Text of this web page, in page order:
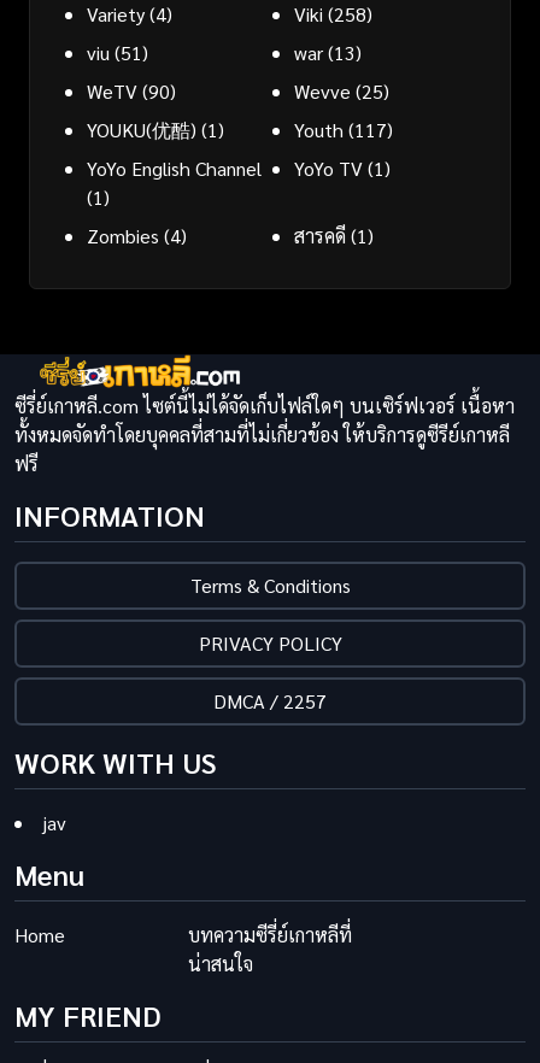
Variety(4) Viki (258)
viu (51) war(13)
WeTV(90) Wevve (25)
YOUKU(优酷) (1) Youth (117)
YoYo English Channel
(1)
YoYo TV(1)
Zombies (4) สารคดี(1)
ซีรี่ย์เกาหลี.com ไซต์นี้ไม่ได้จัดเก็บไฟล์ใดๆ บนเซิร์ฟเวอร์ เนื้อหา
ทั้งหมดจัดทำโดยบุคคลที่สามที่ไม่เกี่ยวข้อง ให้บริการดูซีรีย์เกาหลี
ฟรี
INFORMATION
Terms & Conditions
PRIVACY POLICY
DMCA / 2257
WORK WITH US
jav
Menu
Home
บทความซีรี่ย์เกาหลีที่
น่าสนใจ
MY FRIEND